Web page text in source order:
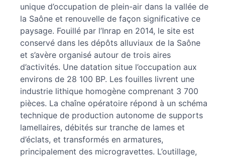
unique d’occupation de plein-air dans la vallée de
la Saône et renouvelle de façon significative ce
paysage. Fouillé par l’Inrap en 2014, le site est
conservé dans les dépôts alluviaux de la Saône
et s’avère organisé autour de trois aires
d’activités. Une datation situe l’occupation aux
environs de 28 100 BP. Les fouilles livrent une
industrie lithique homogène comprenant 3 700
pièces. La chaîne opératoire répond à un schéma
technique de production autonome de supports
lamellaires, débités sur tranche de lames et
d’éclats, et transformés en armatures,
principalement des microgravettes. L’outillage,